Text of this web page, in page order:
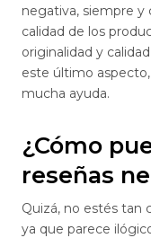
negativa, siempre y
calidad de los
originalidad y
este último
mucha ayuda.
¿Cómo
reseñas
Quizá, no estés tan
ya que parece